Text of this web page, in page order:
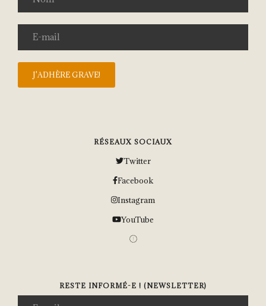
RÉSEAUX SOCIAUX
Twitter
Facebook
Instagram
YouTube
RESTE INFORMÉ-E ! (NEWSLETTER)